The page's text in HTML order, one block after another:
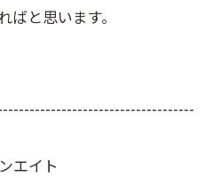
と思います。
エイト